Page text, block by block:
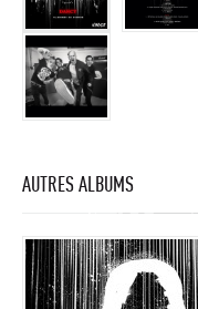
AUTRES ALBUMS